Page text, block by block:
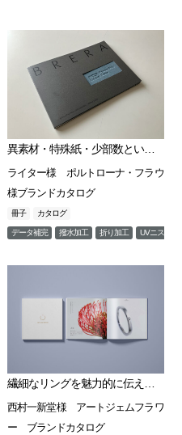
特殊加工 仕分け発送
異素材・特殊紙・少部数という高難度仕様を乗り越え、 高級ブランドの世界観を“完全再現”
ライター様 ポルトローナ・フラウ
様ブランドカタログ
冊子 カタログ
データ補完 撥水加工 折り加工 UVニス加工
繊細なリングを魅力的に伝えるブランドカタログ
西村一新堂様 アートジェムフラワ
ー ブランドカタログ